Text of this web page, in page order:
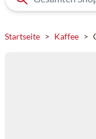
Startseite > Kaffee >